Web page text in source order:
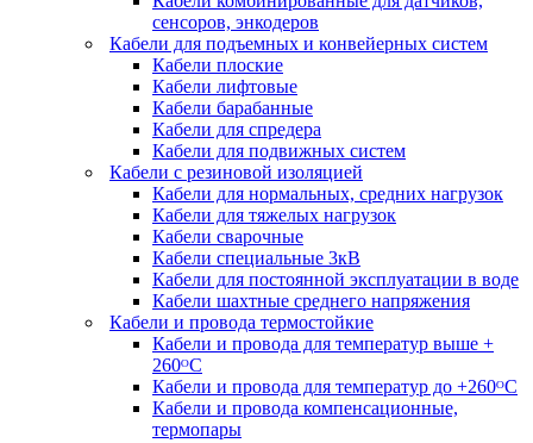
cенсоров, энкодеров
Кабели для подъемных и конвейерных систем
Кабели плоские
Кабели лифтовые
Кабели барабанные
Кабели для спредера
Кабели для подвижных систем
Кабели с резиновой изоляцией
Кабели для нормальных, средних нагрузок
Кабели для тяжелых нагрузок
Кабели сварочные
Кабели специальные 3кВ
Кабели для постоянной эксплуатации в воде
Кабели шахтные среднего напряжения
Кабели и провода термостойкие
Кабели и провода для температур выше +
260ᴼС
Кабели и провода для температур до +260ᴼС
Кабели и провода компенсационные,
термопары